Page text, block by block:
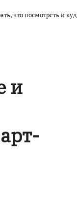
что посмотреть и
и